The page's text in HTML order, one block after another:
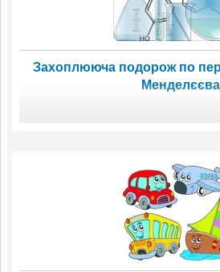
Захоплююча подорож по
Менделєєва